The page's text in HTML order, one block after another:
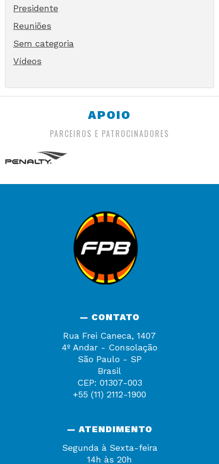
Presidente
Reuniões
Sem categoria
Vídeos
APOIO
PARCEIROS E PATROCINADORES
— CONTATO
Rua Frei Caneca, 1407
4º Andar - Consolação
São Paulo - SP
Brasil
CEP: 01307-003
+55 (11) 2112-1900
— ATENDIMENTO
Segunda à Sexta-feira
14h às 20h